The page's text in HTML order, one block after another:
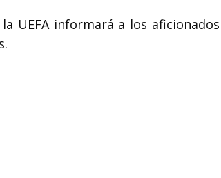
UEFA informará a los